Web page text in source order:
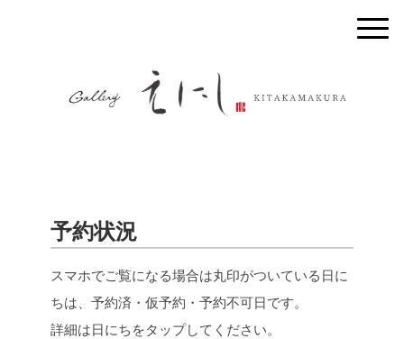
予約状況
スマホでご覧になる場合は丸印がついている日に
ちは、予約済・仮予約・予約不可日です。
詳細は日にちをタップしてください。